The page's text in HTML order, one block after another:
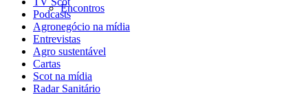
Encontros
Podcasts
Agronegócio na mídia
Entrevistas
Agro sustentável
Cartas
Scot na mídia
Radar Sanitário